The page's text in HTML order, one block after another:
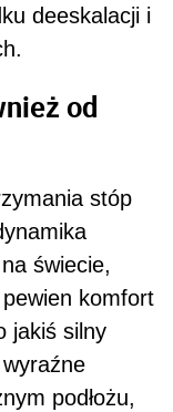
deeskalacji i
od
stóp
świecie,
komfort
jakiś silny
podłożu,